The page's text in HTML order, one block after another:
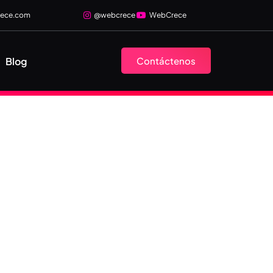
@webcrece WebCrece
Blog Contáctenos